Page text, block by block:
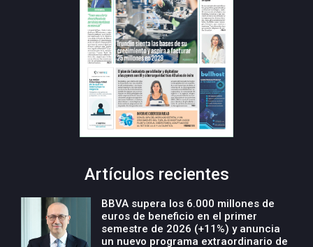
Artículos recientes
BBVA supera los 6.000 millones de
euros de beneficio en el primer
semestre de 2026 (+11%) y anuncia
un nuevo programa extraordinario de